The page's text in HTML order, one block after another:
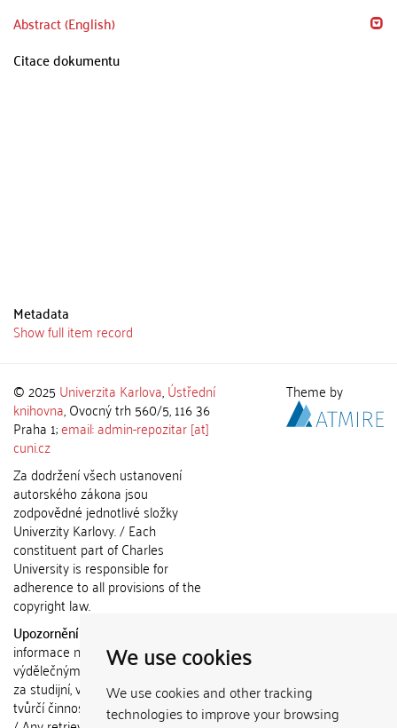
We use cookies
We use cookies and other tracking
technologies to improve your browsing
Abstract (English)
Citace dokumentu
Metadata
Show full item record
© 2025 Univerzita Karlova,Ústřední
knihovna, Ovocný trh 560/5, 116 36
Praha 1;email: admin-repozitar [at]
cuni.cz
Za dodržení všech ustanovení
autorského zákona jsou
zodpovědné jednotlivé složky
Univerzity Karlovy. / Each
constituent part of Charles
University is responsible for
adherence to all provisions of the
copyright law.
Upozornění / Notice:
informace nemohou být použity k
výdělečným účelům nebo vydávány
za studijní, vědeckou nebo jinou
tvůrčí činnost jiné osoby než autora.
Theme by